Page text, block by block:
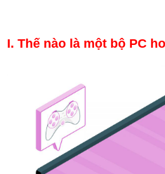
I. Thế nào là một bộ PC